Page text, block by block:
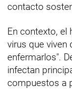
contacto
En contexto, el
virus que viven
enfermarlos".
infectan
compuestos a